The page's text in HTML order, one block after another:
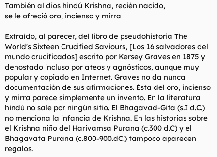
También al dios hindú Krishna, recién nacido,
se le ofreció oro, incienso y mirra
Extraído, al parecer, del libro de pseudohistoria The
World's Sixteen Crucified Saviours, [Los 16 salvadores del
mundo crucificados] escrito por Kersey Graves en 1875 y
denostado incluso por ateos y agnósticos, aunque muy
popular y copiado en Internet. Graves no da nunca
documentación de sus afirmaciones. Ésta del oro, incienso
y mirra parece simplemente un invento. En la literatura
hindú no sale por ningún sitio. El Bhagavad-Gita (s.I d.C.)
no menciona la infancia de Krishna. En las historias sobre
el Krishna niño del Harivamsa Purana (c.300 d.C) y el
Bhagavata Purana (c.800-900.dC.) tampoco aparecen
regalos.